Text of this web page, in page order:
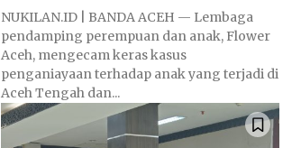
NUKILAN.ID | BANDA ACEH — Lembaga
pendamping perempuan dan anak, Flower
Aceh, mengecam keras kasus
penganiayaan terhadap anak yang terjadi di
Aceh Tengah dan...